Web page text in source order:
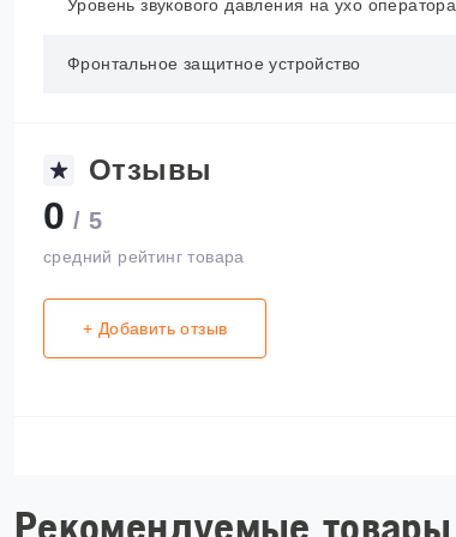
Уровень звукового давления на ухо оператора
Фронтальное защитное устройство
Отзывы
0 / 5
средний рейтинг товара
+ Добавить отзыв
Рекомендуемые товары